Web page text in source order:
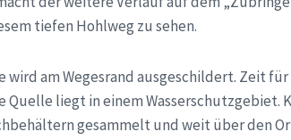
tiefen Hohlweg zu sehen.
am Wegesrand ausgeschildert. Zeit
Quelle liegt in einem Wasserschutzgebiet.
gesammelt und weit über den